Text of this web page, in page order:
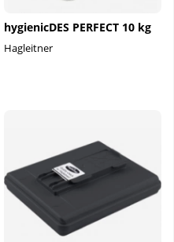
hygienicDES PERFECT 10 kg
Hagleitner